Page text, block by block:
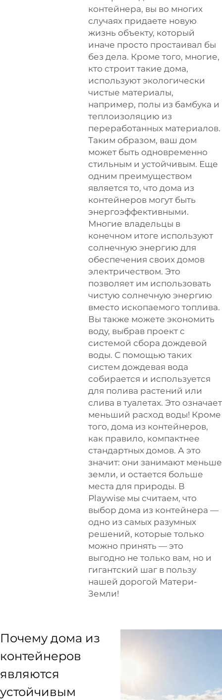
контейнера, вы во многих
случаях придаете новую
жизнь объекту, который
иначе просто простаивал бы
без дела. Кроме того, многие,
кто строит такие дома,
используют экологически
чистые материалы,
например, полы из бамбука и
теплоизоляцию из
переработанных материалов.
Таким образом, ваш дом
может быть одновременно
стильным и устойчивым. Еще
одним преимуществом
является то, что дома из
контейнеров могут быть
энергоэффективными.
Многие владельцы в
конечном итоге используют
солнечную энергию для
обеспечения своих домов
электричеством. Это
позволяет им использовать
чистую солнечную энергию
вместо ископаемого топлива.
Вы также можете экономить
воду, выбрав проект с
системой сбора дождевой
воды. С помощью таких
систем дождевая вода
собирается и используется
для полива растений или
слива в туалетах. Это означает
меньший расход воды! Кроме
того, дома из контейнеров,
как правило, компактнее
стандартных домов. А это
значит: они занимают меньше
земли, и остается больше
места для природы. В
Playwise мы считаем, что
выбор дома из контейнера —
одно из самых разумных
решений, которые только
можно принять — это
выгодно не только вам, но и
гигантский шаг в пользу
нашей дорогой Матери-
Земли!
Почему дома из
контейнеров
являются
устойчивым